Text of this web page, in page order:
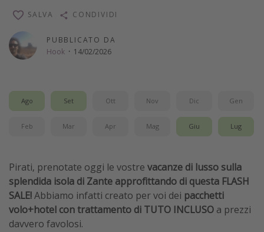
PUBBLICATO DA
Hook · 14/02/2026
SALVA CONDIVIDI
Ago Set Ott Nov Dic Gen
Feb Mar Apr Mag Giu Lug
Pirati, prenotate oggi le vostre vacanze di lusso sulla
splendida isola di Zante approfittando di questa FLASH
SALE!Abbiamo infatti creato per voi dei pacchetti
volo+hotel con trattamento di TUTO INCLUSO a prezzi
davvero favolosi.